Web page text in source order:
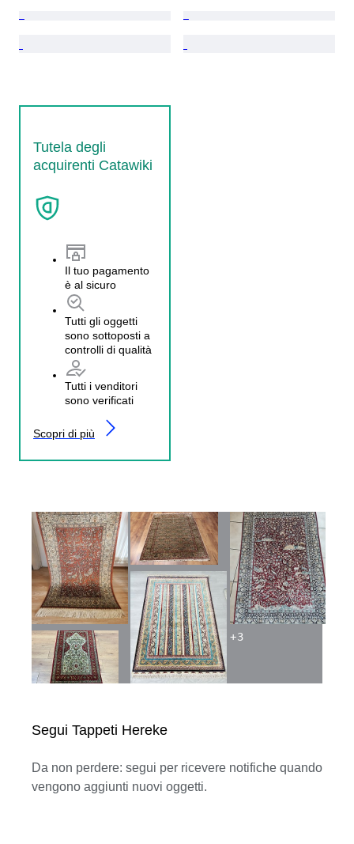
Tutela degli
acquirenti Catawiki
Il tuo pagamento
è al sicuro
Tutti gli oggetti
sono sottoposti a
controlli di qualità
Tutti i venditori
sono verificati
Scopri di più
Segui Tappeti Hereke
Da non perdere: segui per ricevere notifiche quando
vengono aggiunti nuovi oggetti.
+3